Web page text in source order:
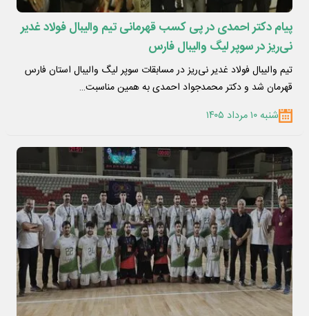
پیام دکتر احمدی در پی کسب قهرمانی تیم والیبال فولاد غدیر
نی‌ریز در سوپر لیگ والیبال فارس
تیم والیبال فولاد غدیر نی‌ریز در مسابقات سوپر لیگ والیبال استان فارس
قهرمان شد و دکتر محمدجواد احمدی به همین مناسبت…
شنبه ۱۰ مرداد ۱۴۰۵